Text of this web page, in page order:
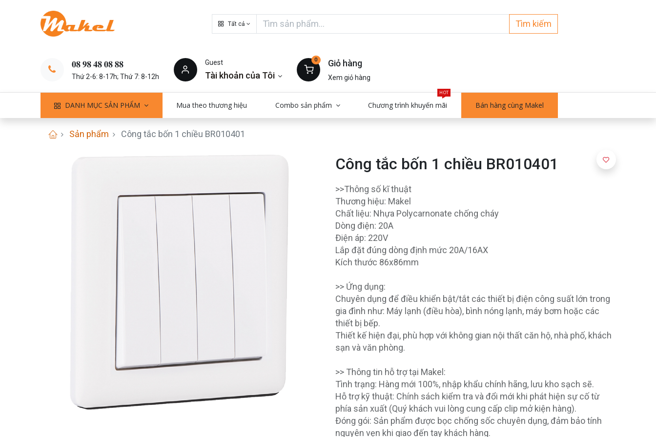
Tất cả Tìm kiếm
𝟎𝟖 𝟗𝟖 𝟒𝟖 𝟎𝟖 𝟖𝟖
Thứ 2-6: 8-17h; Thứ 7: 8-12h
Guest
Tài khoản của Tôi
0 Giỏ hàng
Xem giỏ hàng
DANH MỤC SẢN PHẨM Mua theo thương hiệu Combo sản phẩm Chương trình khuyến mãi
HOT
Bán hàng cùng Makel
Sản phẩm Công tắc bốn 1 chiều BR010401
Công tắc bốn 1 chiều BR010401
>>Thông số kĩ thuật
Thương hiệu: Makel
Chất liệu: Nhựa Polycarnonate chống cháy
Dòng điện: 20A
Điện áp: 220V
Lắp đặt đúng dòng định mức 20A/16AX
Kích thước 86x86mm
>> Ứng dụng:
Chuyên dụng để điều khiển bật/tắt các thiết bị điện công suất lớn trong
gia đình như: Máy lạnh (điều hòa), bình nóng lạnh, máy bơm hoặc các
thiết bị bếp.
Thiết kế hiện đại, phù hợp với không gian nội thất căn hộ, nhà phố, khách
sạn và văn phòng.
>> Thông tin hỗ trợ tại Makel:
Tình trạng: Hàng mới 100%, nhập khẩu chính hãng, lưu kho sạch sẽ.
Hỗ trợ kỹ thuật: Chính sách kiểm tra và đổi mới khi phát hiện sự cố từ
phía sản xuất (Quý khách vui lòng cung cấp clip mở kiện hàng).
Đóng gói: Sản phẩm được bọc chống sốc chuyên dụng, đảm bảo tính
nguyên vẹn khi giao đến tay khách hàng.